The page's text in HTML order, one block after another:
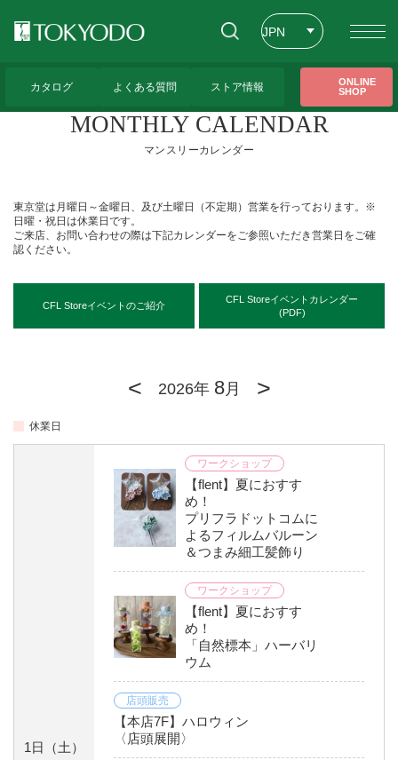
JPN
カタログ よくある質問 ストア情報
ONLINE
SHOP
MONTHLY CALENDAR（マンスリーカレンダー）
MONTHLY CALENDAR
マンスリーカレンダー
東京堂は月曜日～金曜日、及び土曜日（不定期）営業を行っております。※
日曜・祝日は休業日です。
ご来店、お問い合わせの際は下記カレンダーをご参照いただき営業日をご確
認ください。
CFL Storeイベントのご紹介
CFL Storeイベントカレンダー
(PDF)
< 2026年 8月 >
休業日
1日 （土）
ワークショップ
【flent】夏におすす
め！
プリフラドットコムに
よるフィルムバルーン
＆つまみ細工髪飾り
ワークショップ
【flent】夏におすす
め！
「自然標本」ハーバリ
ウム
店頭販売
【本店7F】ハロウィン
〈店頭展開〉